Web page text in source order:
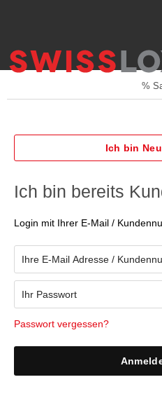
%
Ich bin
Ich bin bereits
Login mit Ihrer E-Mail /
Passwort vergessen?